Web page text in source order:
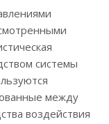
системы
между
воздействия